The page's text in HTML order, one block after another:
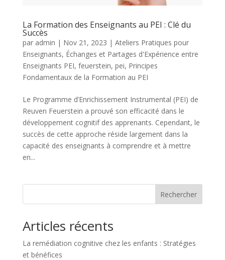
La Formation des Enseignants au PEI : Clé du
Succès
par admin | Nov 21, 2023 | Ateliers Pratiques pour
Enseignants, Échanges et Partages d'Expérience entre
Enseignants PEI, feuerstein, pei, Principes
Fondamentaux de la Formation au PEI
Le Programme d’Enrichissement Instrumental (PEI) de
Reuven Feuerstein a prouvé son efficacité dans le
développement cognitif des apprenants. Cependant, le
succès de cette approche réside largement dans la
capacité des enseignants à comprendre et à mettre
en...
Rechercher
Articles récents
La remédiation cognitive chez les enfants : Stratégies
et bénéfices